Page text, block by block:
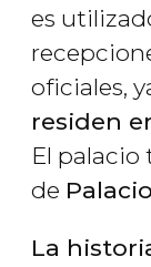
es
oficiales,
residen
El
de
La